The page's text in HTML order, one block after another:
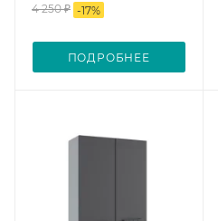
4 250 ₽ -17%
ПОДРОБНЕЕ